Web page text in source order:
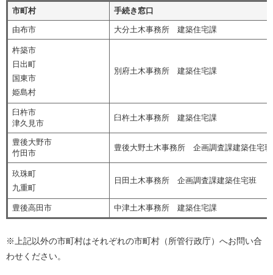
市町村
手続き窓口
由布市 大分土木事務所 建築住宅課
杵築市
日出町
国東市
姫島村
別府土木事務所 建築住宅課
臼杵市
津久見市
臼杵土木事務所 建築住宅課
豊後大野市
竹田市
豊後大野土木事務所 企画調査課建築住宅班
玖珠町
九重町
日田土木事務所 企画調査課建築住宅班
豊後高田市 中津土木事務所 建築住宅課
※上記以外の市町村はそれぞれの市町村（所管行政庁）へお問い合
わせください。